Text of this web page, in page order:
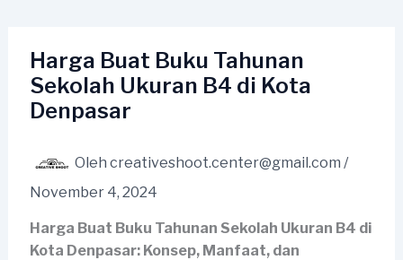
kontenHarga Buat Buku Tahunan
Sekolah Ukuran B4 di Kota
Denpasar
Oleh creativeshoot.center@gmail.com /
November 4, 2024
Harga Buat Buku Tahunan Sekolah Ukuran B4 di
Kota Denpasar: Konsep, Manfaat, dan